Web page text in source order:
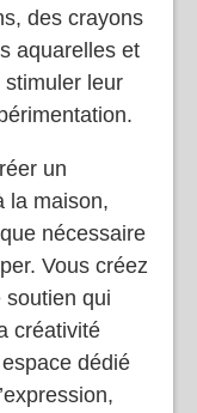
des crayons
aquarelles et
leur
un
la maison,
nécessaire
Vous créez
soutien qui
créativité
dédié